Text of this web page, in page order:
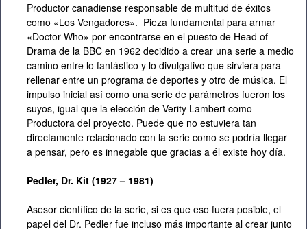
Productor canadiense responsable de multitud de éxitos
como «Los Vengadores». Pieza fundamental para armar
«Doctor Who» por encontrarse en el puesto de Head of
Drama de la BBC en 1962 decidido a crear una serie a medio
camino entre lo fantástico y lo divulgativo que sirviera para
rellenar entre un programa de deportes y otro de música. El
impulso inicial así como una serie de parámetros fueron los
suyos, igual que la elección de Verity Lambert como
Productora del proyecto. Puede que no estuviera tan
directamente relacionado con la serie como se podría llegar
a pensar, pero es innegable que gracias a él existe hoy día.
Pedler, Dr. Kit (1927 – 1981)
Asesor científico de la serie, si es que eso fuera posible, el
papel del Dr. Pedler fue incluso más importante al crear junto